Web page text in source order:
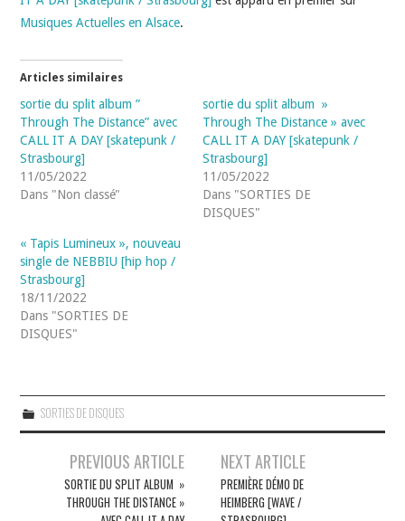
Musiques Actuelles en Alsace.
Articles similaires
sortie du split album ”
Through The Distance” avec
CALL IT A DAY [skatepunk /
Strasbourg]
11/05/2022
Dans "Non classé"
sortie du split album »
Through The Distance » avec
CALL IT A DAY [skatepunk /
Strasbourg]
11/05/2022
Dans "SORTIES DE
DISQUES"
« Tapis Lumineux », nouveau
single de NEBBIU [hip hop /
Strasbourg]
18/11/2022
Dans "SORTIES DE
DISQUES"
SORTIES DE DISQUES
Navigation
articles
PREVIOUS ARTICLE
SORTIE DU SPLIT ALBUM »
THROUGH THE DISTANCE »
NEXT ARTICLE
PREMIÈRE DÉMO DE
HEIMBERG [WAVE /